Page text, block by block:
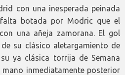
con una inesperada peinada
botada por Modric que el
una añeja zamorana. El gol
su clásico aletargamiento de
ya clásica torrija de Semana
mano inmediatamente posterior